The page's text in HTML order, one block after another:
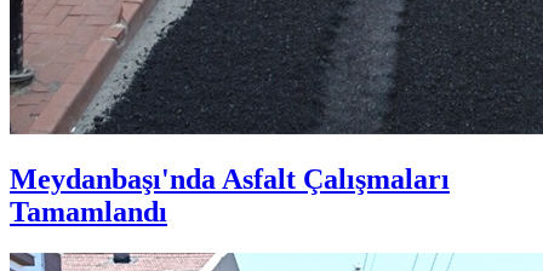
Meydanbaşı'nda Asfalt Çalışmaları
Tamamlandı